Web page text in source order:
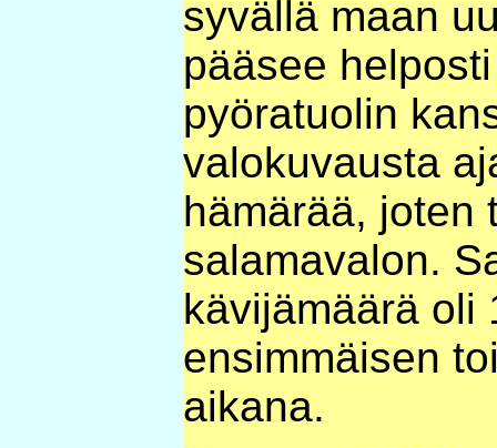
syvällä maan
pääsee
pyöratuolin
valokuvausta
hämärää, joten
salamavalon.
kävijämäärä oli
ensimmäisen
aikana.